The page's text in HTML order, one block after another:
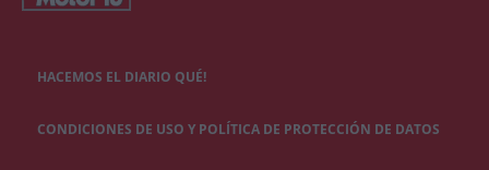
HACEMOS EL DIARIO QUÉ!
CONDICIONES DE USO Y POLÍTICA DE PROTECCIÓN DE DATOS